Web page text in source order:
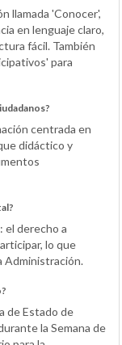
llamada 'Conocer',
en lenguaje claro,
fácil. También
para
centrada en
didáctico y
el derecho a
lo que
Administración.
de Estado de
la Semana de